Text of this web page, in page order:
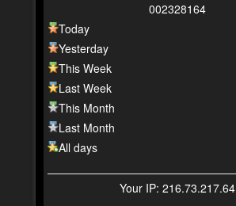
002328164
Today
Yesterday
This Week
Last Week
This Month
Last Month
All days
Your IP: 216.73.217.64